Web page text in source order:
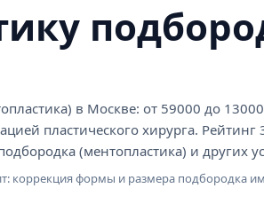
в Москве: от 59000 до
пластического хирурга. Рейтинг
(ментопластика) и других
коррекция формы и размера подбородка